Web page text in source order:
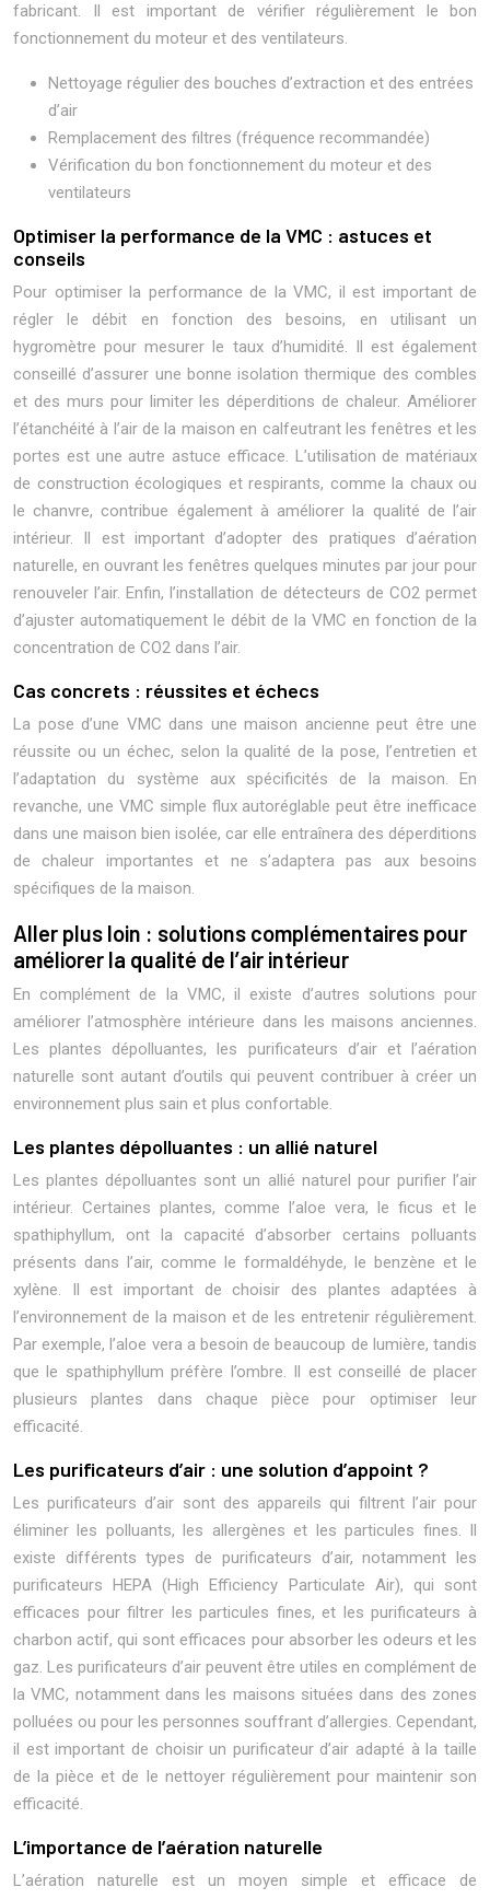
fabricant. Il est important de vérifier régulièrement le bon
fonctionnement du moteur et des ventilateurs.
Nettoyage régulier des bouches d’extraction et des entrées
d’air
Remplacement des filtres (fréquence recommandée)
Vérification du bon fonctionnement du moteur et des
ventilateurs
Optimiser la performance de la VMC : astuces et
conseils
Pour optimiser la performance de la VMC, il est important de
régler le débit en fonction des besoins, en utilisant un
hygromètre pour mesurer le taux d’humidité. Il est également
conseillé d’assurer une bonne isolation thermique des combles
et des murs pour limiter les déperditions de chaleur. Améliorer
l’étanchéité à l’air de la maison en calfeutrant les fenêtres et les
portes est une autre astuce efficace. L’utilisation de matériaux
de construction écologiques et respirants, comme la chaux ou
le chanvre, contribue également à améliorer la qualité de l’air
intérieur. Il est important d’adopter des pratiques d’aération
naturelle, en ouvrant les fenêtres quelques minutes par jour pour
renouveler l’air. Enfin, l’installation de détecteurs de CO2 permet
d’ajuster automatiquement le débit de la VMC en fonction de la
concentration de CO2 dans l’air.
Cas concrets : réussites et échecs
La pose d’une VMC dans une maison ancienne peut être une
réussite ou un échec, selon la qualité de la pose, l’entretien et
l’adaptation du système aux spécificités de la maison. En
revanche, une VMC simple flux autoréglable peut être inefficace
dans une maison bien isolée, car elle entraînera des déperditions
de chaleur importantes et ne s’adaptera pas aux besoins
spécifiques de la maison.
Aller plus loin : solutions complémentaires pour
améliorer la qualité de l’air intérieur
En complément de la VMC, il existe d’autres solutions pour
améliorer l’atmosphère intérieure dans les maisons anciennes.
Les plantes dépolluantes, les purificateurs d’air et l’aération
naturelle sont autant d’outils qui peuvent contribuer à créer un
environnement plus sain et plus confortable.
Les plantes dépolluantes : un allié naturel
Les plantes dépolluantes sont un allié naturel pour purifier l’air
intérieur. Certaines plantes, comme l’aloe vera, le ficus et le
spathiphyllum, ont la capacité d’absorber certains polluants
présents dans l’air, comme le formaldéhyde, le benzène et le
xylène. Il est important de choisir des plantes adaptées à
l’environnement de la maison et de les entretenir régulièrement.
Par exemple, l’aloe vera a besoin de beaucoup de lumière, tandis
que le spathiphyllum préfère l’ombre. Il est conseillé de placer
plusieurs plantes dans chaque pièce pour optimiser leur
efficacité.
Les purificateurs d’air : une solution d’appoint ?
Les purificateurs d’air sont des appareils qui filtrent l’air pour
éliminer les polluants, les allergènes et les particules fines. Il
existe différents types de purificateurs d’air, notamment les
purificateurs HEPA (High Efficiency Particulate Air), qui sont
efficaces pour filtrer les particules fines, et les purificateurs à
charbon actif, qui sont efficaces pour absorber les odeurs et les
gaz. Les purificateurs d’air peuvent être utiles en complément de
la VMC, notamment dans les maisons situées dans des zones
polluées ou pour les personnes souffrant d’allergies. Cependant,
il est important de choisir un purificateur d’air adapté à la taille
de la pièce et de le nettoyer régulièrement pour maintenir son
efficacité.
L’importance de l’aération naturelle
L’aération naturelle est un moyen simple et efficace de